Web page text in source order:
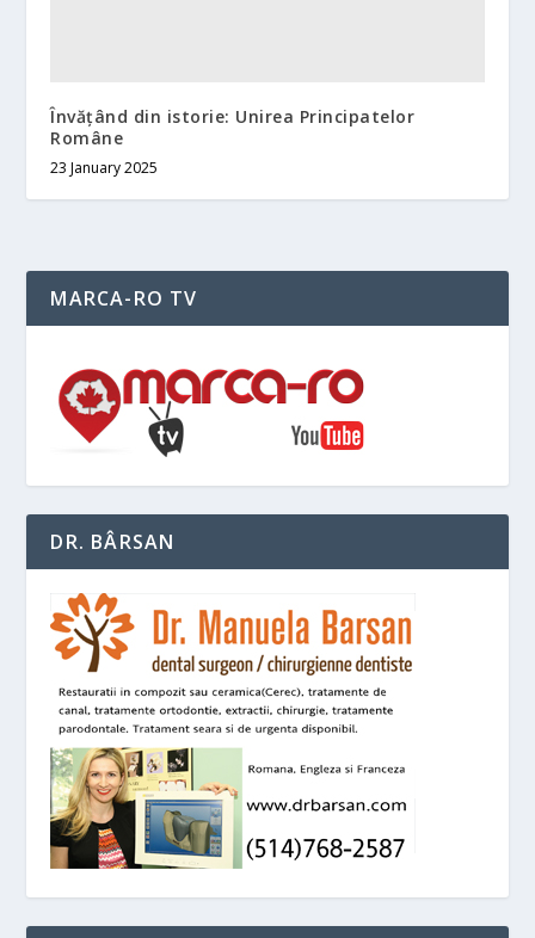
Învățând din istorie: Unirea Principatelor
Române
23 January 2025
MARCA-RO TV
DR. BÂRSAN